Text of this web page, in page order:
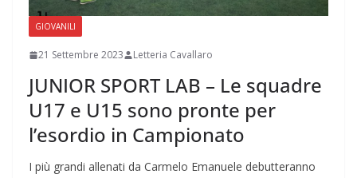
GIOVANILI
21 Settembre 2023 Letteria Cavallaro
JUNIOR SPORT LAB – Le squadre
U17 e U15 sono pronte per
l’esordio in Campionato
I più grandi allenati da Carmelo Emanuele debutteranno